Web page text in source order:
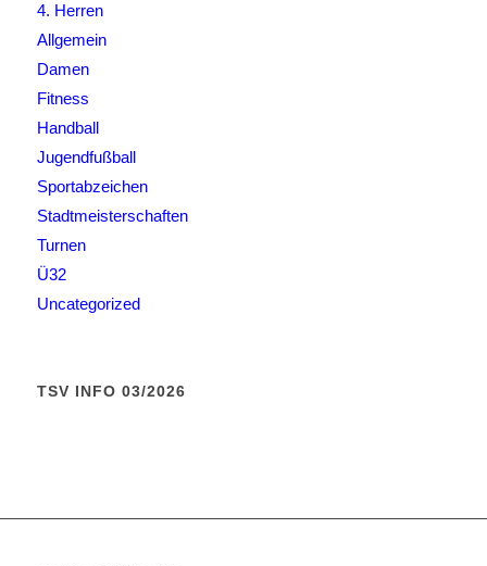
4. Herren
Allgemein
Damen
Fitness
Handball
Jugendfußball
Sportabzeichen
Stadtmeisterschaften
Turnen
Ü32
Uncategorized
TSV INFO 03/2026